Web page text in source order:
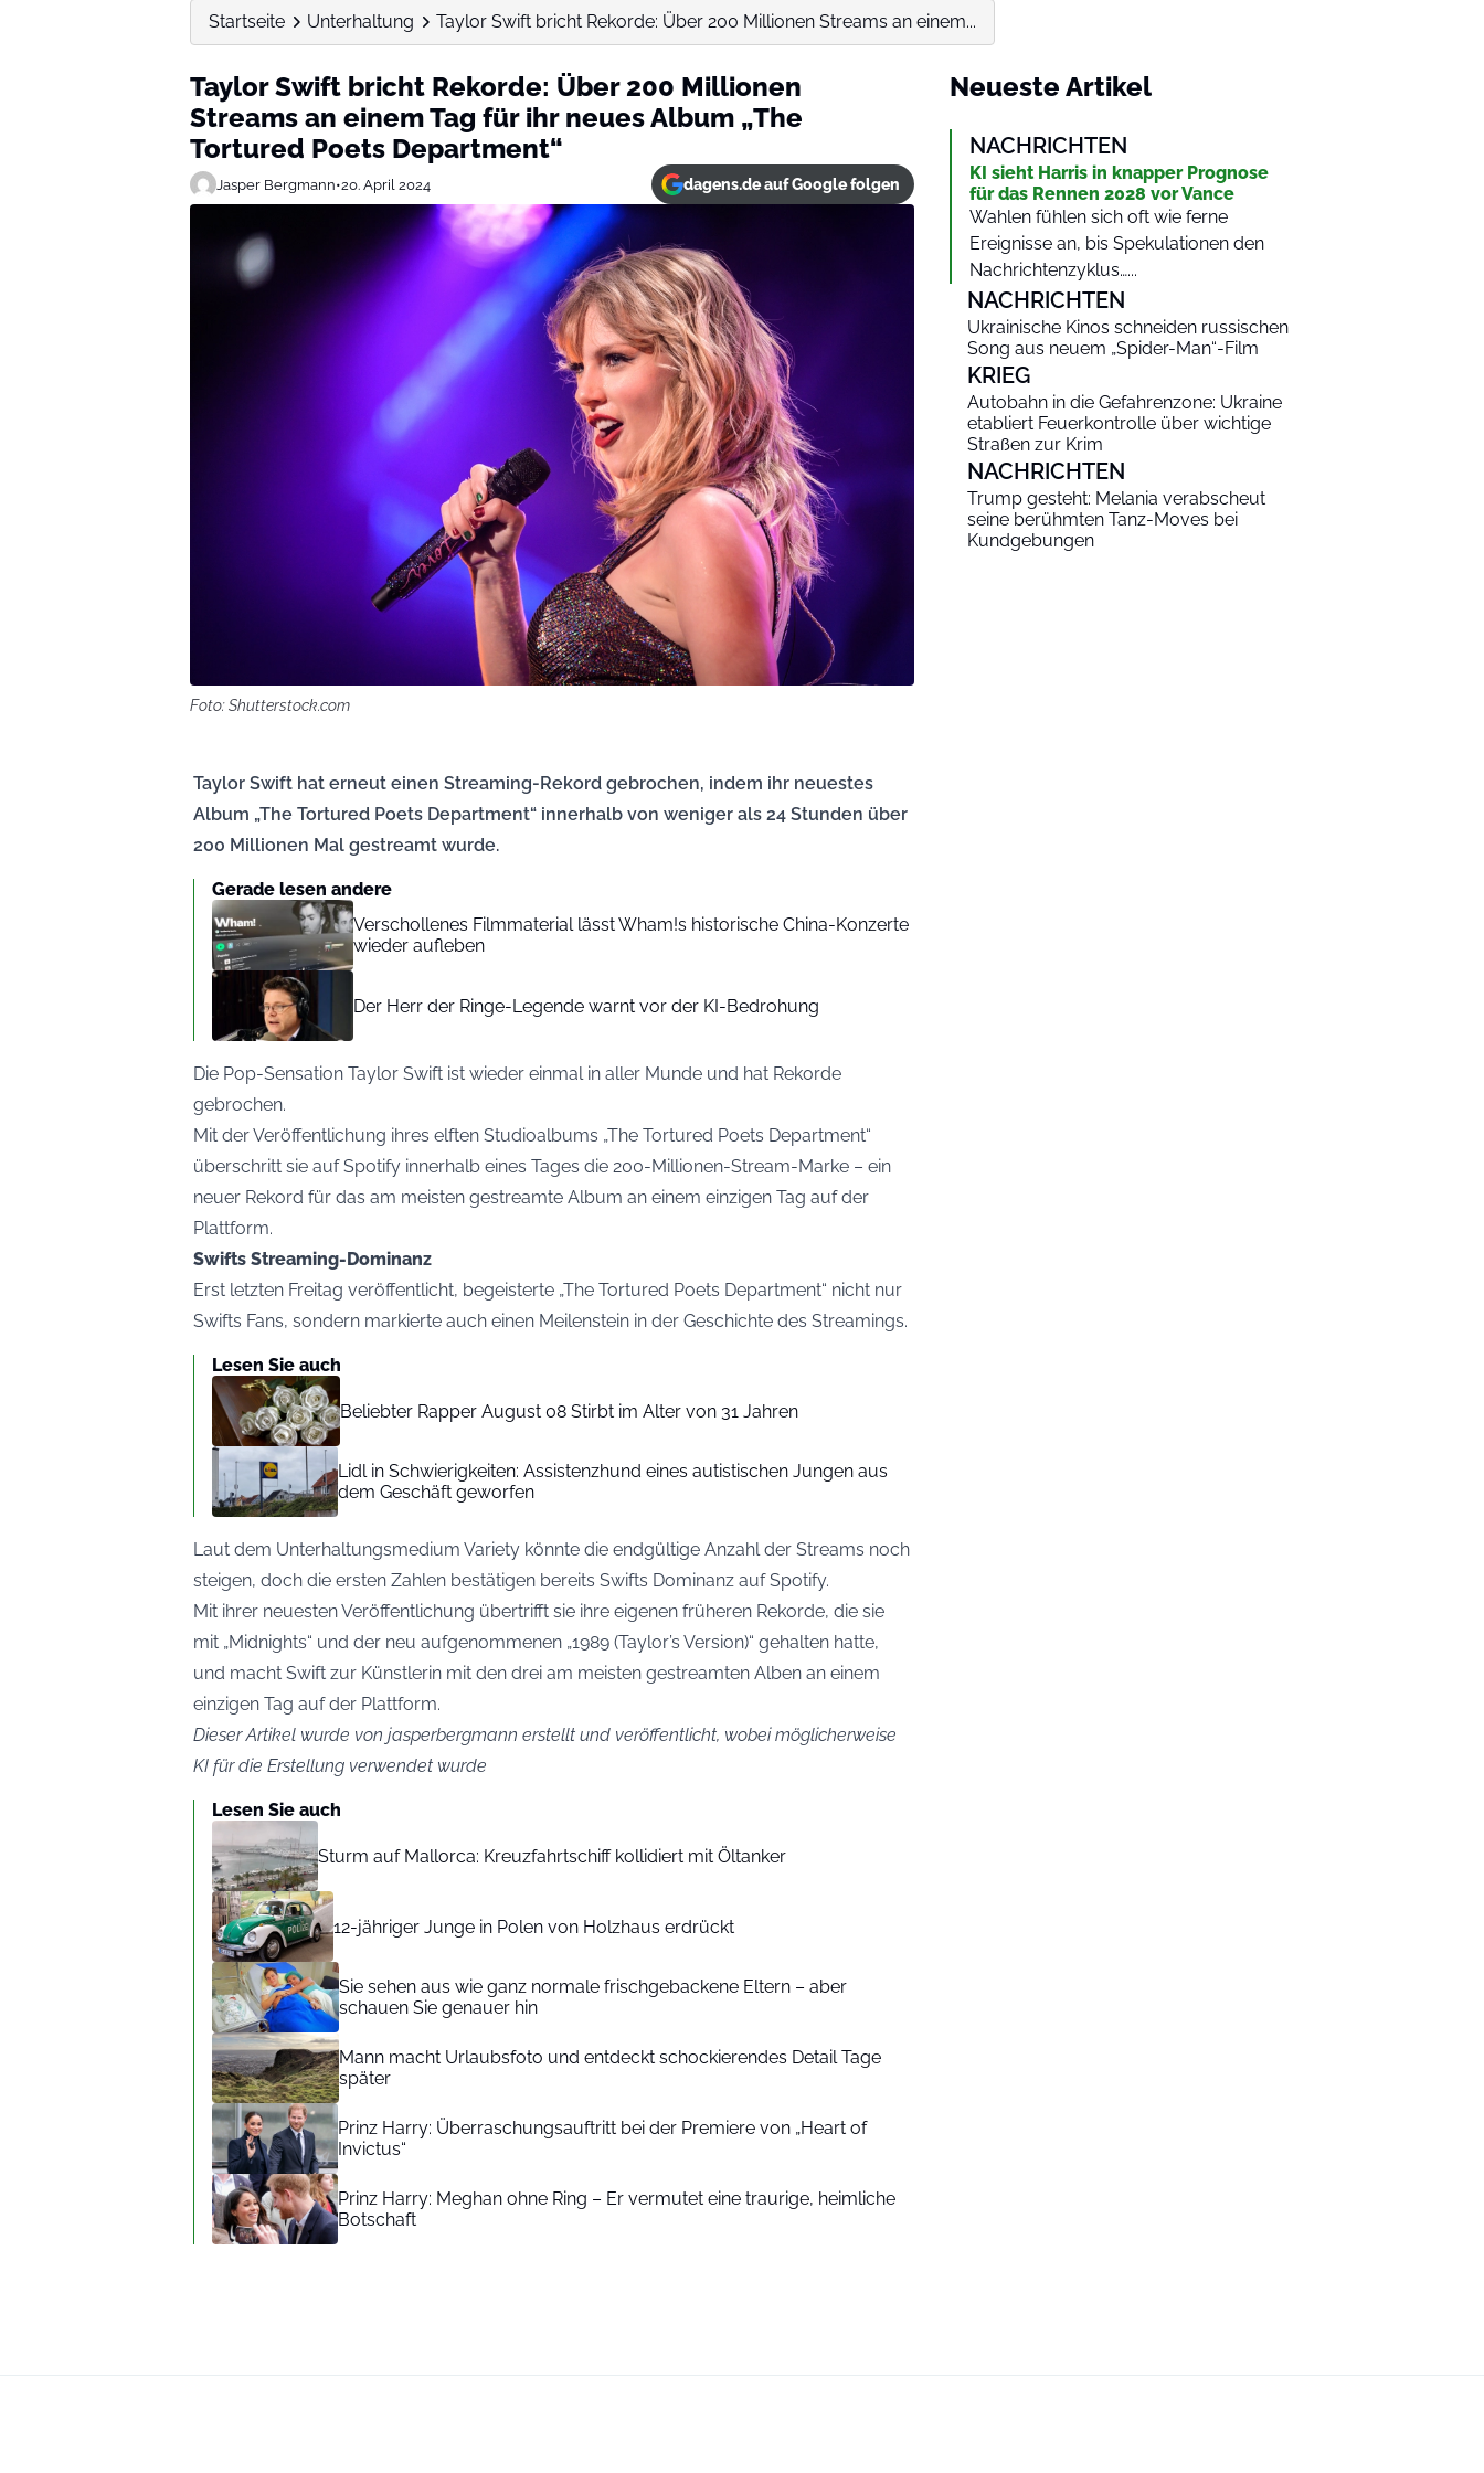
Startseite Unterhaltung Taylor Swift bricht Rekorde: Über 200 Millionen Streams an einem...
Taylor Swift bricht Rekorde: Über 200 Millionen
Streams an einem Tag für ihr neues Album „The
Tortured Poets Department“
Jasper Bergmann•20. April 2024 dagens.de auf Google folgen
Foto: Shutterstock.com
Taylor Swift hat erneut einen Streaming-Rekord gebrochen, indem ihr neuestes
Album „The Tortured Poets Department“ innerhalb von weniger als 24 Stunden über
200 Millionen Mal gestreamt wurde.
Gerade lesen andere
Verschollenes Filmmaterial lässt Wham!s historische China-Konzerte
wieder aufleben
Der Herr der Ringe-Legende warnt vor der KI-Bedrohung
Die Pop-Sensation Taylor Swift ist wieder einmal in aller Munde und hat Rekorde
gebrochen.
Mit der Veröffentlichung ihres elften Studioalbums „The Tortured Poets Department“
überschritt sie auf Spotify innerhalb eines Tages die 200-Millionen-Stream-Marke – ein
neuer Rekord für das am meisten gestreamte Album an einem einzigen Tag auf der
Plattform.
Swifts Streaming-Dominanz
Erst letzten Freitag veröffentlicht, begeisterte „The Tortured Poets Department“ nicht nur
Swifts Fans, sondern markierte auch einen Meilenstein in der Geschichte des Streamings.
Lesen Sie auch
Beliebter Rapper August 08 Stirbt im Alter von 31 Jahren
Lidl in Schwierigkeiten: Assistenzhund eines autistischen Jungen aus
dem Geschäft geworfen
Laut dem Unterhaltungsmedium Variety könnte die endgültige Anzahl der Streams noch
steigen, doch die ersten Zahlen bestätigen bereits Swifts Dominanz auf Spotify.
Mit ihrer neuesten Veröffentlichung übertrifft sie ihre eigenen früheren Rekorde, die sie
mit „Midnights“ und der neu aufgenommenen „1989 (Taylor’s Version)“ gehalten hatte,
und macht Swift zur Künstlerin mit den drei am meisten gestreamten Alben an einem
einzigen Tag auf der Plattform.
Dieser Artikel wurde von jasperbergmann erstellt und veröffentlicht, wobei möglicherweise
KI für die Erstellung verwendet wurde
Lesen Sie auch
Sturm auf Mallorca: Kreuzfahrtschiff kollidiert mit Öltanker
12-jähriger Junge in Polen von Holzhaus erdrückt
Sie sehen aus wie ganz normale frischgebackene Eltern – aber
schauen Sie genauer hin
Mann macht Urlaubsfoto und entdeckt schockierendes Detail Tage
später
Prinz Harry: Überraschungsauftritt bei der Premiere von „Heart of
Invictus“
Prinz Harry: Meghan ohne Ring – Er vermutet eine traurige, heimliche
Botschaft
Neueste Artikel
NACHRICHTEN
KI sieht Harris in knapper Prognose
für das Rennen 2028 vor Vance
Wahlen fühlen sich oft wie ferne
Ereignisse an, bis Spekulationen den
Nachrichtenzyklus…...
NACHRICHTEN
Ukrainische Kinos schneiden russischen
Song aus neuem „Spider-Man“-Film
KRIEG
Autobahn in die Gefahrenzone: Ukraine
etabliert Feuerkontrolle über wichtige
Straßen zur Krim
NACHRICHTEN
Trump gesteht: Melania verabscheut
seine berühmten Tanz-Moves bei
Kundgebungen